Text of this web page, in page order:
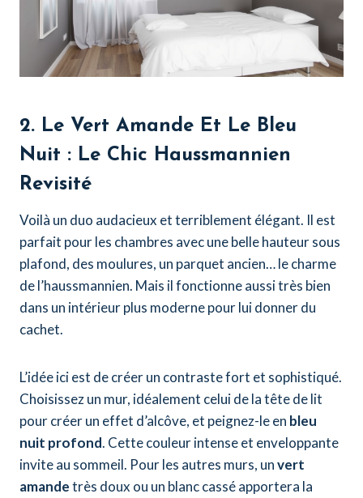
2. Le Vert Amande Et Le Bleu
Nuit : Le Chic Haussmannien
Revisité
Voilà un duo audacieux et terriblement élégant. Il est
parfait pour les chambres avec une belle hauteur sous
plafond, des moulures, un parquet ancien… le charme
de l’haussmannien. Mais il fonctionne aussi très bien
dans un intérieur plus moderne pour lui donner du
cachet.
L’idée ici est de créer un contraste fort et sophistiqué.
Choisissez un mur, idéalement celui de la tête de lit
pour créer un effet d’alcôve, et peignez-le en bleu
nuit profond. Cette couleur intense et enveloppante
invite au sommeil. Pour les autres murs, unvert
amandetrès doux ou un blanc cassé apportera la